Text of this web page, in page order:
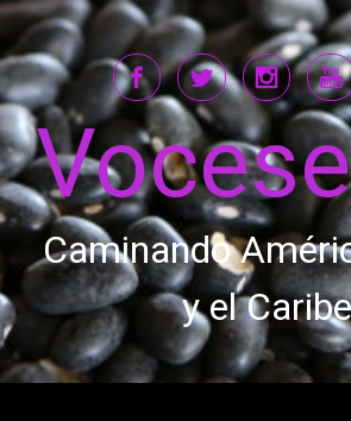
Saltar al contenido principal
Caminando
y el Caribe